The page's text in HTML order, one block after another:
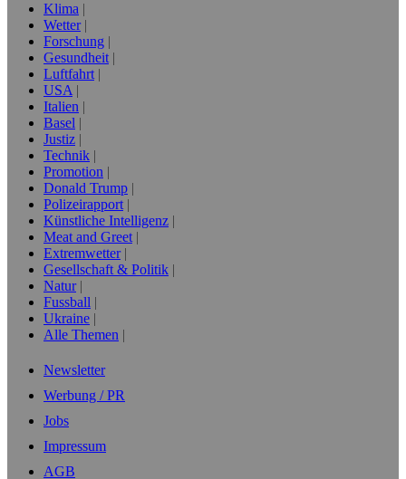
Klima
Wetter
Forschung
Gesundheit
Luftfahrt
USA
Italien
Basel
Justiz
Technik
Promotion
Donald Trump
Polizeirapport
Künstliche Intelligenz
Meat and Greet
Extremwetter
Gesellschaft & Politik
Natur
Fussball
Ukraine
Alle Themen
Newsletter
Werbung / PR
Jobs
Impressum
AGB